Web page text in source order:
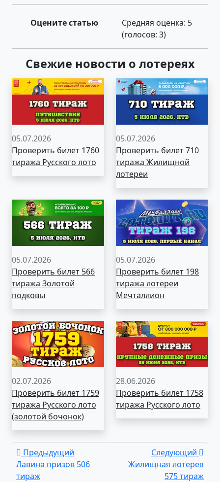
Оцените статью Средняя оценка: 5
(голосов: 3)
Свежие новости о лотереях
05.07.2026
Проверить билет 1760
тиража Русского лото
05.07.2026
Проверить билет 710
тиража Жилищной
лотереи
05.07.2026
Проверить билет 566
тиража Золотой
подковы
05.07.2026
Проверить билет 198
тиража лотереи
Мечталлион
02.07.2026
Проверить билет 1759
тиража Русского лото
(золотой бочонок)
28.06.2026
Проверить билет 1758
тиража Русского лото
Предыдущий
Лавина призов 506
тираж
Следующий
Жилищная лотерея
575 тираж